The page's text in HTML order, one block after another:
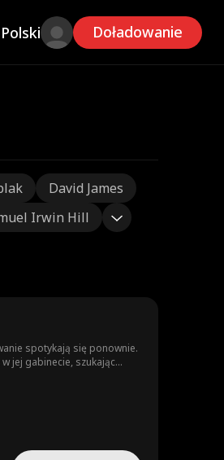
Polski Doładowanie
David James
Irwin Hill
spotykają się ponownie.
jej gabinecie, szukając